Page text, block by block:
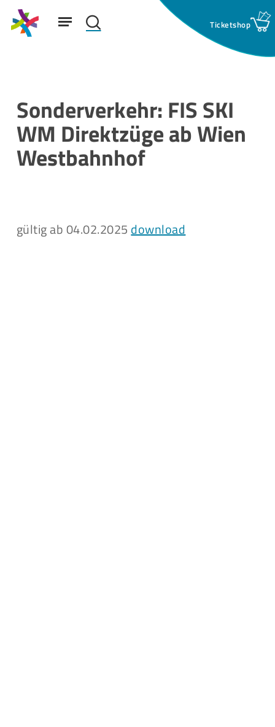
Skip
mainSuchfeld: search
Menu
Sonderverkehr: FIS SKI
WM Direktzüge ab Wien
Westbahnhof
gültig ab 04.02.2025 download